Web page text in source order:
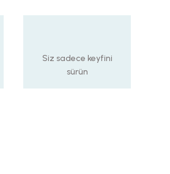
Siz sadece keyfini
sürün